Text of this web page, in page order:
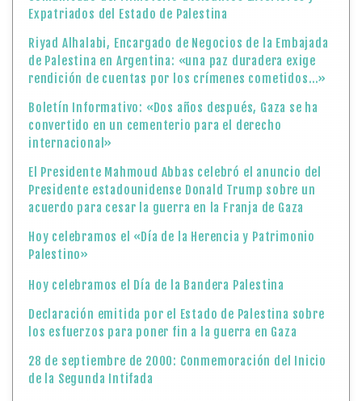
Expatriados del Estado de Palestina
Riyad Alhalabi, Encargado de Negocios de la Embajada
de Palestina en Argentina: «una paz duradera exige
rendición de cuentas por los crímenes cometidos…»
Boletín Informativo: «Dos años después, Gaza se ha
convertido en un cementerio para el derecho
internacional»
El Presidente Mahmoud Abbas celebró el anuncio del
Presidente estadounidense Donald Trump sobre un
acuerdo para cesar la guerra en la Franja de Gaza
Hoy celebramos el «Día de la Herencia y Patrimonio
Palestino»
Hoy celebramos el Día de la Bandera Palestina
Declaración emitida por el Estado de Palestina sobre
los esfuerzos para poner fin a la guerra en Gaza
28 de septiembre de 2000: Conmemoración del Inicio
de la Segunda Intifada